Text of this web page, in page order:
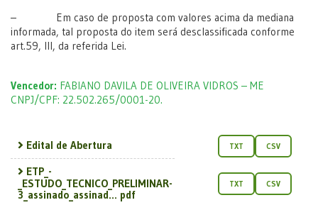
– Em caso de proposta com valores acima da mediana
informada, tal proposta do item será desclassificada conforme
art.59, III, da referida Lei.
Vencedor: FABIANO DAVILA DE OLIVEIRA VIDROS – ME
CNPJ/CPF: 22.502.265/0001-20.
Edital de Abertura TXT CSV
ETP_-
_ESTUDO_TECNICO_PRELIMINAR-
3_assinado_assinad... pdf
TXT CSV